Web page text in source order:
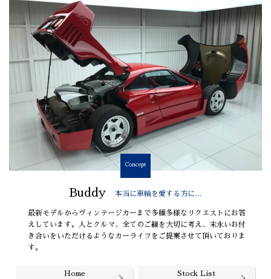
Concept
Buddy 本当に車輌を愛する方に…
最新モデルからヴィンテージカーまで多種多様なリクエストにお答
えしています。人とクルマ、全てのご縁を大切に考え、末永いお付
き合いをいただけるようなカーライフをご提案させて頂いておりま
す。
Home Stock List